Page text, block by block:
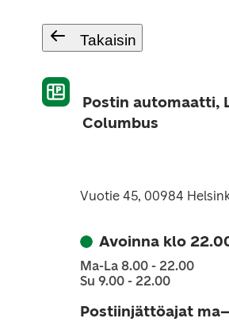
Takaisin
Postin automaatti,
Columbus
Vuotie 45, 00984
Avoinna klo
Ma-La 8.00 - 22.00
Su 9.00 - 22.00
Postiinjättöajat